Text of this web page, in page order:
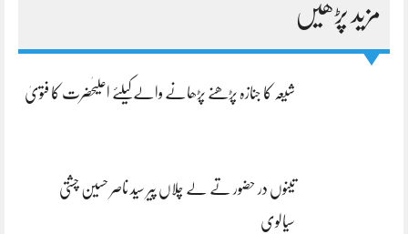
مزید پڑھیں
شیعہ کا جنازہ پڑھنے پڑھانے والےکیلئے اعلیٰحضرت کا فتویٰ
تینوں در حضور تے لے چلاں پیر سید ناصر حسین چشتی
سیالوی